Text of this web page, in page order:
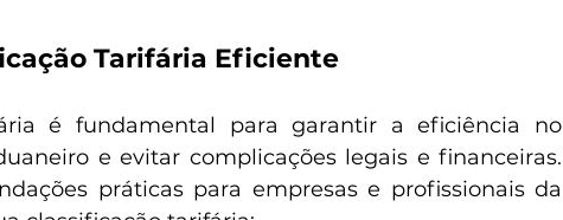
Tarifária Eficiente
é fundamental para garantir a eficiência no
e evitar complicações legais e financeiras.
práticas para empresas e profissionais da